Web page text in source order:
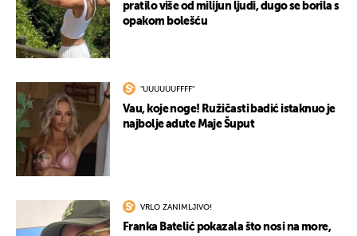
pratilo više od milijun ljudi, dugo se borila s
opakom bolešću
"UUUUUUFFFF"
Vau, koje noge! Ružičasti badić istaknuo je
najbolje adute Maje Šuput
VRLO ZANIMLJIVO!
Franka Batelić pokazala što nosi na more,